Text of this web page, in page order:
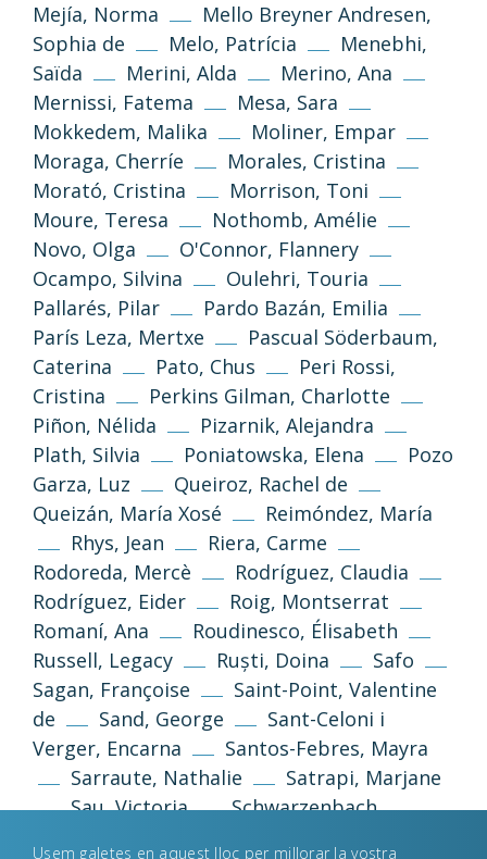
Mejía, Norma
Mello Breyner Andresen,
Sophia de
Melo, Patrícia
Menebhi,
Saïda
Merini, Alda
Merino, Ana
Mernissi, Fatema
Mesa, Sara
Mokkedem, Malika
Moliner, Empar
Moraga, Cherríe
Morales, Cristina
Morató, Cristina
Morrison, Toni
Moure, Teresa
Nothomb, Amélie
Novo, Olga
O'Connor, Flannery
Ocampo, Silvina
Oulehri, Touria
Pallarés, Pilar
Pardo Bazán, Emilia
París Leza, Mertxe
Pascual Söderbaum,
Caterina
Pato, Chus
Peri Rossi,
Cristina
Perkins Gilman, Charlotte
Piñon, Nélida
Pizarnik, Alejandra
Plath, Silvia
Poniatowska, Elena
Pozo
Garza, Luz
Queiroz, Rachel de
Queizán, María Xosé
Reimóndez, María
Rhys, Jean
Riera, Carme
Rodoreda, Mercè
Rodríguez, Claudia
Rodríguez, Eider
Roig, Montserrat
Romaní, Ana
Roudinesco, Élisabeth
Russell, Legacy
Ruști, Doina
Safo
Sagan, Françoise
Saint-Point, Valentine
de
Sand, George
Sant-Celoni i
Verger, Encarna
Santos-Febres, Mayra
Sarraute, Nathalie
Satrapi, Marjane
Sau, Victoria
Schwarzenbach,
(CC-BY-NC-SA 3.0)
Tornar a dalt
Si no s’indica altra cosa, els textos i imatges
d’aquest web es publiquen sota llicència
Creative Commons 3.0 de Reconeixement-
NoComercial-CompartirIgual (cc-by-nc-sa
3.0)
Informació i normes
Política de privacitat Avís legal
Política de galetes
Desenvolupament web Estudi Llimona
Usem galetes en aquest lloc per millorar la vostra